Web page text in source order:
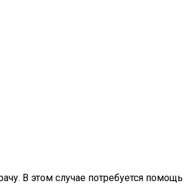
В этом случае потребуется помощь